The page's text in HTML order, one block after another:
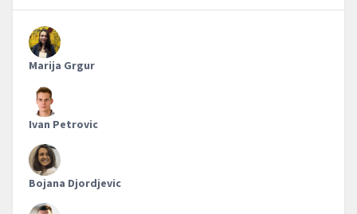
Marija Grgur
Ivan Petrovic
Bojana Djordjevic